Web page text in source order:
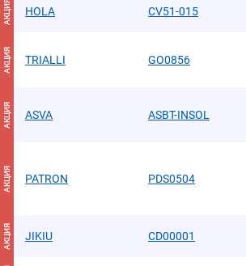
АКЦИЯ HOLA CV51-015
АКЦИЯ TRIALLI GO0856
АКЦИЯ ASVA ASBT-INSOL
АКЦИЯ PATRON PDS0504
АКЦИЯ JIKIU CD00001